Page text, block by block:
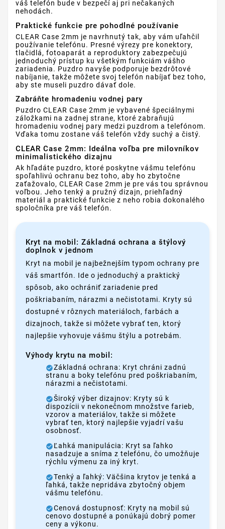
váš telefón bude v bezpečí aj pri nečakaných
nehodách.
Praktické funkcie pre pohodlné používanie
CLEAR Case 2mm je navrhnutý tak, aby vám uľahčil
používanie telefónu. Presné výrezy pre konektory,
tlačidlá, fotoaparát a reproduktory zabezpečujú
jednoduchý prístup ku všetkým funkciám vášho
zariadenia. Puzdro navyše podporuje bezdrôtové
nabíjanie, takže môžete svoj telefón nabíjať bez toho,
aby ste museli puzdro dávať dole.
Zabráňte hromadeniu vodnej pary
Puzdro CLEAR Case 2mm je vybavené špeciálnymi
záložkami na zadnej strane, ktoré zabraňujú
hromadeniu vodnej pary medzi puzdrom a telefónom.
Vďaka tomu zostane váš telefón vždy suchý a čistý.
CLEAR Case 2mm: Ideálna voľba pre milovníkov
minimalistického dizajnu
Ak hľadáte puzdro, ktoré poskytne vášmu telefónu
spoľahlivú ochranu bez toho, aby ho zbytočne
zaťažovalo, CLEAR Case 2mm je pre vás tou správnou
voľbou. Jeho tenký a pružný dizajn, priehľadný
materiál a praktické funkcie z neho robia dokonalého
spoločníka pre váš telefón.
Kryt na mobil: Základná ochrana a štýlový
doplnok v jednom
Kryt na mobil je najbežnejším typom ochrany pre
váš smartfón. Ide o jednoduchý a praktický
spôsob, ako ochrániť zariadenie pred
poškriabaním, nárazmi a nečistotami. Kryty sú
dostupné v rôznych materiáloch, farbách a
dizajnoch, takže si môžete vybrať ten, ktorý
najlepšie vyhovuje vášmu štýlu a potrebám.
Výhody krytu na mobil:
Základná ochrana: Kryt chráni zadnú
stranu a boky telefónu pred poškriabaním,
nárazmi a nečistotami.
Široký výber dizajnov: Kryty sú k
dispozícii v nekonečnom množstve farieb,
vzorov a materiálov, takže si môžete
vybrať ten, ktorý najlepšie vyjadrí vašu
osobnosť.
Ľahká manipulácia: Kryt sa ľahko
nasadzuje a sníma z telefónu, čo umožňuje
rýchlu výmenu za iný kryt.
Tenký a ľahký: Väčšina krytov je tenká a
ľahká, takže nepridáva zbytočný objem
vášmu telefónu.
Cenová dostupnosť: Kryty na mobil sú
cenovo dostupné a ponúkajú dobrý pomer
ceny a výkonu.